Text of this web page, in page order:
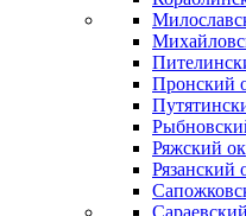
Пронский
Ряжский
Рязанский